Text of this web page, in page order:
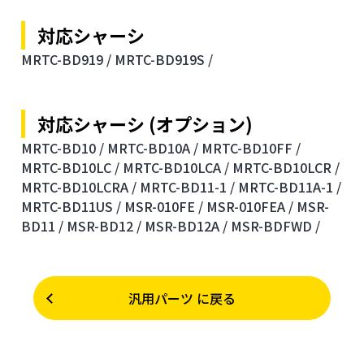
対応シャーシ
MRTC-BD919 / MRTC-BD919S /
対応シャーシ (オプション)
MRTC-BD10 / MRTC-BD10A / MRTC-BD10FF /
MRTC-BD10LC / MRTC-BD10LCA / MRTC-BD10LCR /
MRTC-BD10LCRA / MRTC-BD11-1 / MRTC-BD11A-1 /
MRTC-BD11US / MSR-010FE / MSR-010FEA / MSR-
BD11 / MSR-BD12 / MSR-BD12A / MSR-BDFWD /
汎用パーツ に戻る